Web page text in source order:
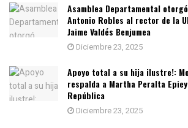
Asamblea Departamental
Antonio Robles al rector de la
Jaime Valdés Benjumea
Diciembre 23, 2025
Apoyo total a su hija ilustre!:
respalda a Martha Peralta
República
Diciembre 23, 2025